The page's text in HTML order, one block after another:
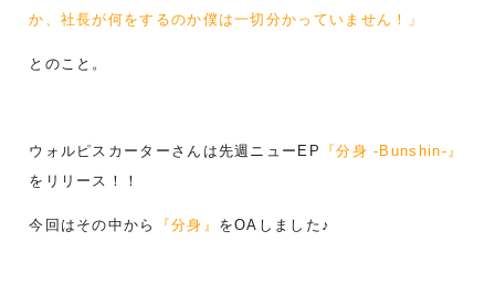
か、社長が何をするのか僕は一切分かっていません！」
とのこと。
ウォルピスカーターさんは先週ニューEP
『分身 -Bunshin-』
をリリース！！
今回はその中から 『分身』 をOAしました♪